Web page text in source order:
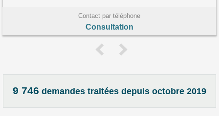
Contact par téléphone
Consultation
9 746 demandes traitées depuis octobre 2019